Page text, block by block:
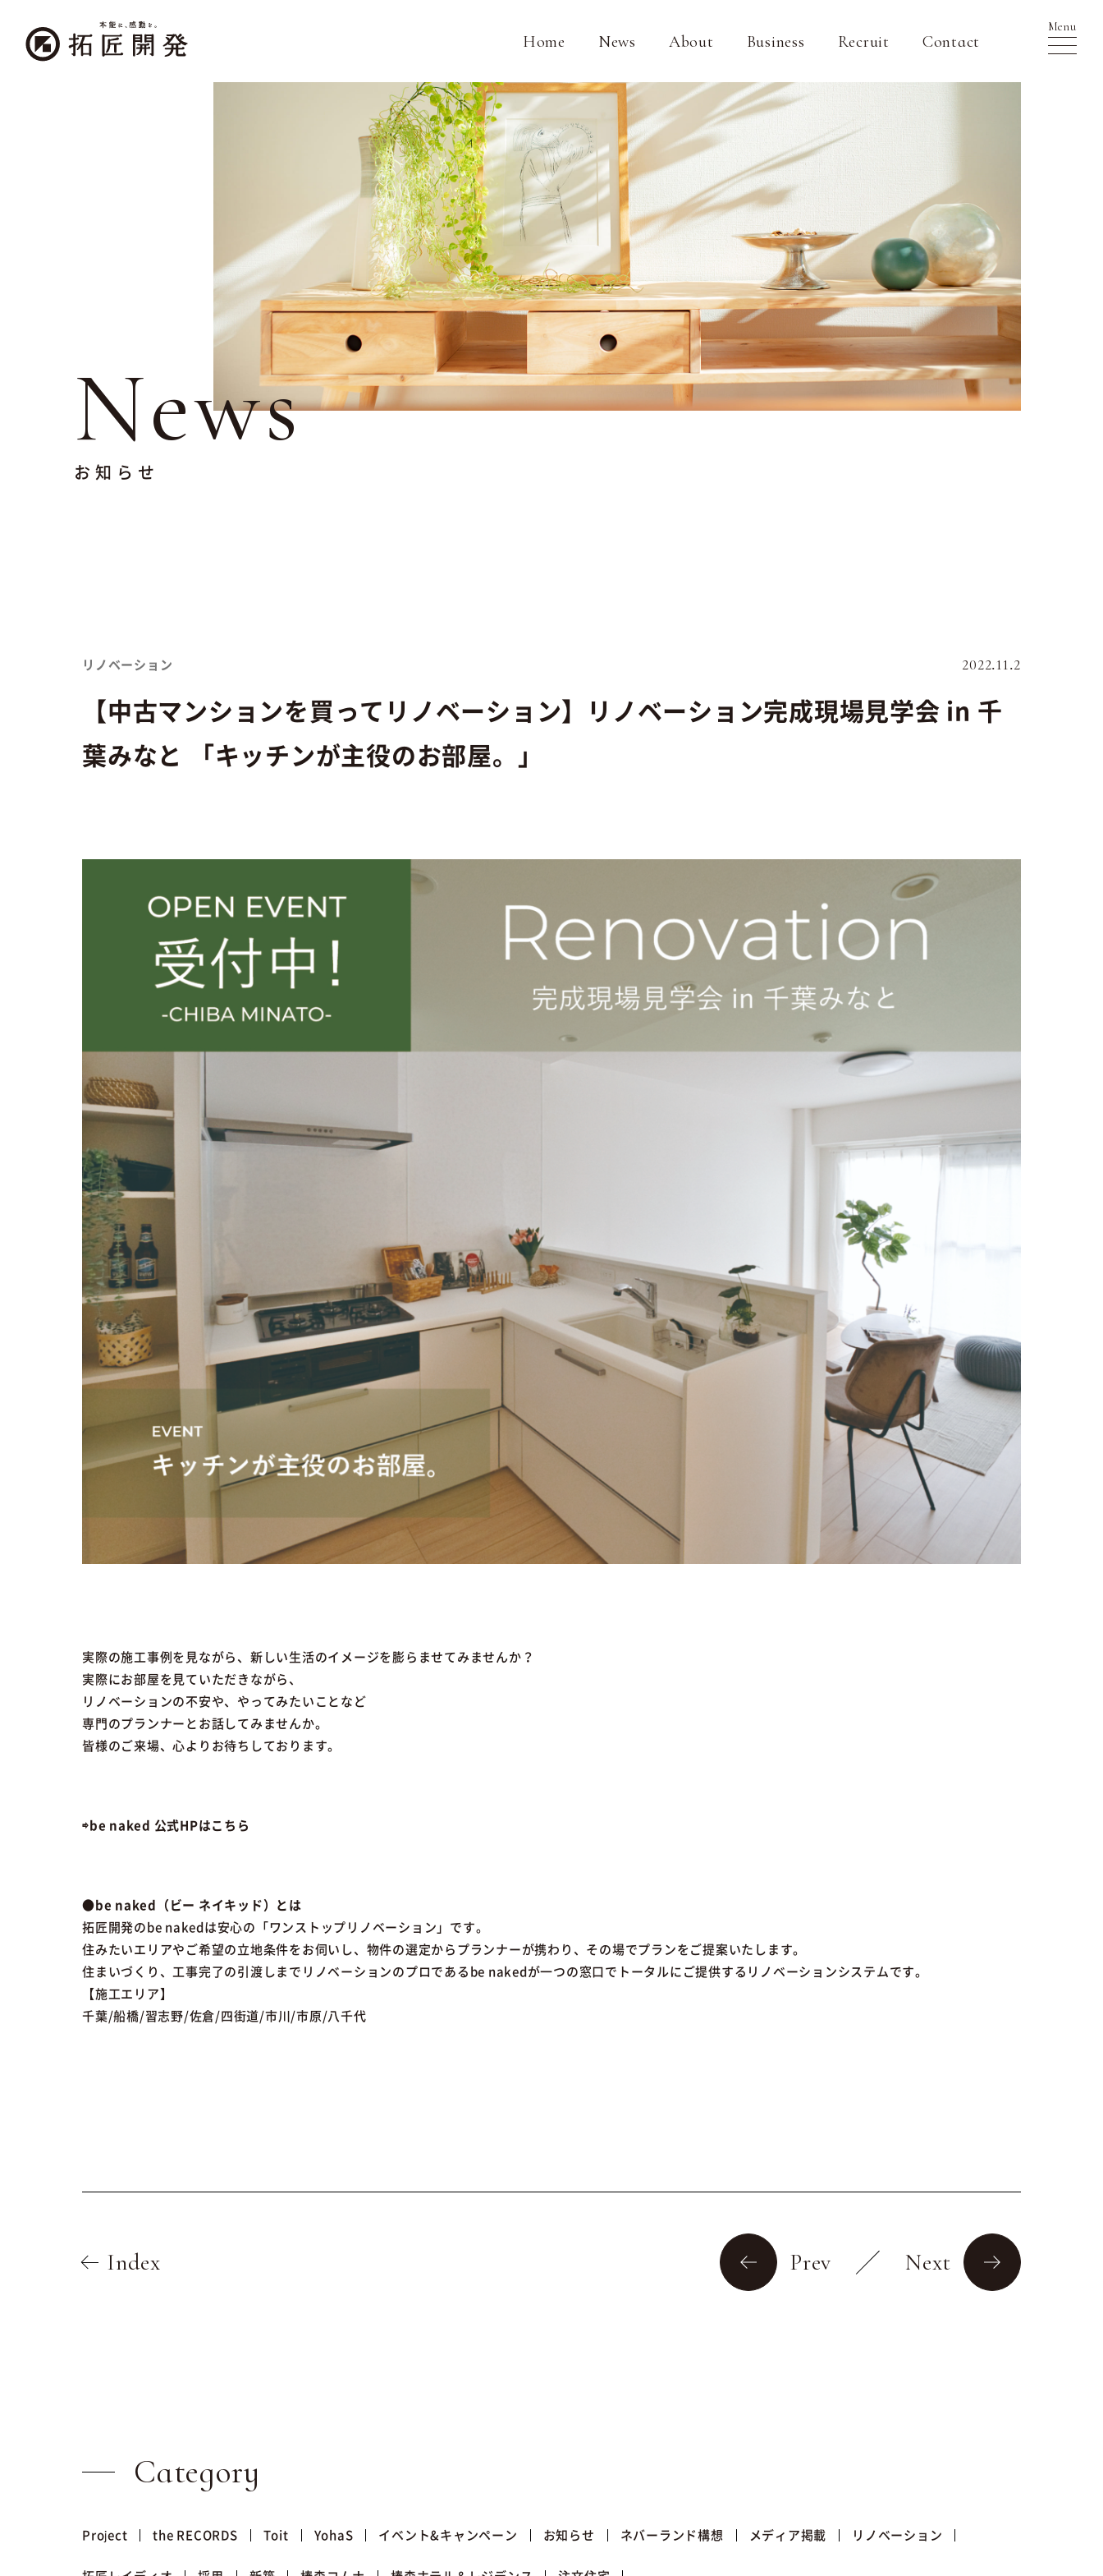
Home News About Business Recruit Contact
Menu
News
お知らせ
リノベーション 2022.11.2
【中古マンションを買ってリノベーション】リノベーション完成現場見学会 in 千
葉みなと 「キッチンが主役のお部屋。」
実際の施工事例を見ながら、新しい生活のイメージを膨らませてみませんか？
実際にお部屋を見ていただきながら、
リノベーションの不安や、やってみたいことなど
専門のプランナーとお話してみませんか。
皆様のご来場、心よりお待ちしております。
⇨be naked 公式HPはこちら
●be naked（ビー ネイキッド）とは
拓匠開発のbe nakedは安心の「ワンストップリノベーション」です。
住みたいエリアやご希望の立地条件をお伺いし、物件の選定からプランナーが携わり、その場でプランをご提案いたします。
住まいづくり、工事完了の引渡しまでリノベーションのプロであるbe nakedが一つの窓口でトータルにご提供するリノベーションシステムです。
【施工エリア】
千葉/船橋/習志野/佐倉/四街道/市川/市原/八千代
Index Prev Next
Category
Project the RECORDS Toit YohaS イベント&キャンペーン お知らせ ネバーランド構想 メディア掲載 リノベーション